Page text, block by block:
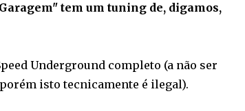
tem um tuning de, digamos,
Underground completo (a não ser
isto tecnicamente é ilegal).